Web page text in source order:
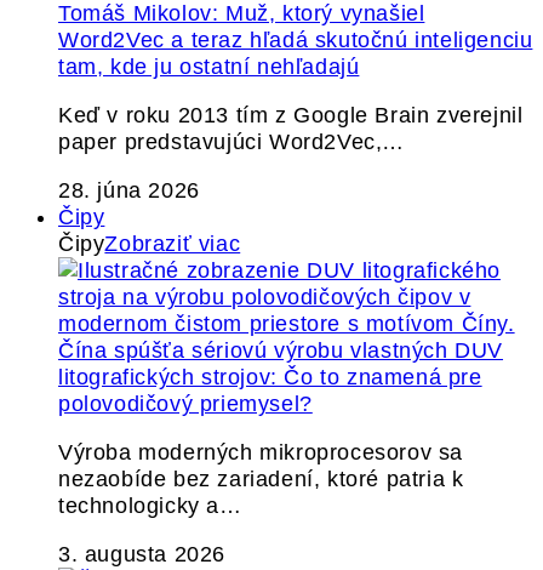
Tomáš Mikolov: Muž, ktorý vynašiel
Word2Vec a teraz hľadá skutočnú inteligenciu
tam, kde ju ostatní nehľadajú
Keď v roku 2013 tím z Google Brain zverejnil
paper predstavujúci Word2Vec,…
28. júna 2026
Čipy
ČipyZobraziť viac
Čína spúšťa sériovú výrobu vlastných DUV
litografických strojov: Čo to znamená pre
polovodičový priemysel?
Výroba moderných mikroprocesorov sa
nezaobíde bez zariadení, ktoré patria k
technologicky a…
3. augusta 2026